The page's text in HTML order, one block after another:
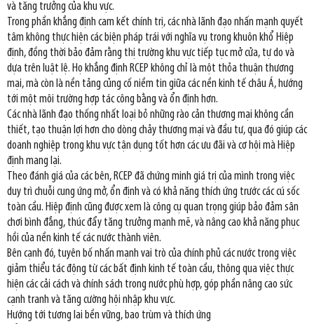
và tăng trưởng của khu vực.
Trong phần khẳng định cam kết chính trị, các nhà lãnh đạo nhấn mạnh quyết
tâm không thực hiện các biện pháp trái với nghĩa vụ trong khuôn khổ Hiệp
định, đồng thời bảo đảm rằng thị trường khu vực tiếp tục mở cửa, tự do và
dựa trên luật lệ. Họ khẳng định RCEP không chỉ là một thỏa thuận thương
mại, mà còn là nền tảng củng cố niềm tin giữa các nền kinh tế châu Á, hướng
tới một môi trường hợp tác công bằng và ổn định hơn.
Các nhà lãnh đạo thống nhất loại bỏ những rào cản thương mại không cần
thiết, tạo thuận lợi hơn cho dòng chảy thương mại và đầu tư, qua đó giúp các
doanh nghiệp trong khu vực tận dụng tốt hơn các ưu đãi và cơ hội mà Hiệp
định mang lại.
Theo đánh giá của các bên, RCEP đã chứng minh giá trị của mình trong việc
duy trì chuỗi cung ứng mở, ổn định và có khả năng thích ứng trước các cú sốc
toàn cầu. Hiệp định cũng được xem là công cụ quan trọng giúp bảo đảm sân
chơi bình đẳng, thúc đẩy tăng trưởng mạnh mẽ, và nâng cao khả năng phục
hồi của nền kinh tế các nước thành viên.
Bên cạnh đó, tuyên bố nhấn mạnh vai trò của chính phủ các nước trong việc
giảm thiểu tác động từ các bất định kinh tế toàn cầu, thông qua việc thực
hiện các cải cách và chính sách trong nước phù hợp, góp phần nâng cao sức
cạnh tranh và tăng cường hội nhập khu vực.
Hướng tới tương lai bền vững, bao trùm và thích ứng